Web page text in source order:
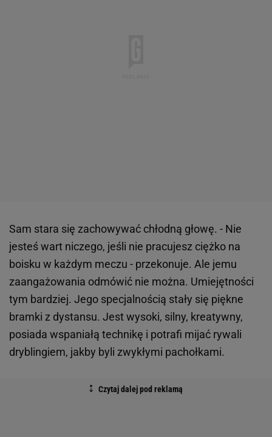
Sam stara się zachowywać chłodną głowę. - Nie
jesteś wart niczego, jeśli nie pracujesz ciężko na
boisku w każdym meczu - przekonuje. Ale jemu
zaangażowania odmówić nie można. Umiejętności
tym bardziej. Jego specjalnością stały się piękne
bramki z dystansu. Jest wysoki, silny, kreatywny,
posiada wspaniałą technikę i potrafi mijać rywali
dryblingiem, jakby byli zwykłymi pachołkami.